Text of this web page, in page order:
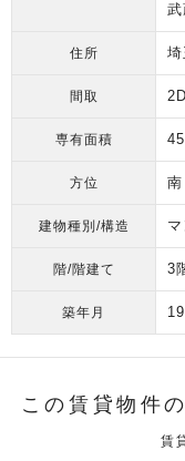
住所
間取
専有面積
方位 南
建物種別/構造
階/階建て 3
築年月
この賃貸物件
賃